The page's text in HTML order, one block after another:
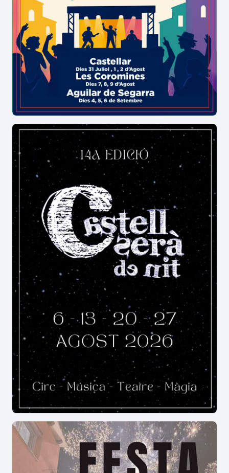
16.00 a 19.30 h | Casal Cultural
Tarda de Videojocs
Diumenge 21 de desembre
18.00 h | Casal Cultural
Concert de Nadal (gratuït)
Divendres 26 de desembre
17.00 a 20.30 h | Casal Cultural
"La Fàbrica de les Joguines" amb el Camarlenc
Dissabte 27 de desembre
17.00 h | Casal Cultural
Trivial Infantil i Cinema Nadalenc "Solo en Casa"
(gratuït)
Dimecres 31 de desembre
23.30 h | Casal Cultural
Festa de Cap d'Any (>18 anys: 25 €; 10-17 anys:
10 €)
Dilluns 5 de gener
18.00 h | Davant farmàcia
Arribada dels Reis Mags